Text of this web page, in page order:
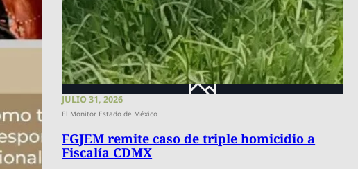
JULIO 31, 2026
El Monitor Estado de México
FGJEM remite caso de triple homicidio a
Fiscalía CDMX